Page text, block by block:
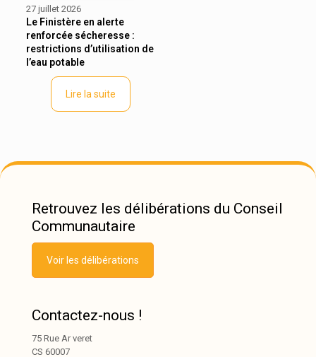
27 juillet 2026
Le Finistère en alerte
renforcée sécheresse :
restrictions d’utilisation de
l’eau potable
Lire la suite
Retrouvez les délibérations du Conseil
Communautaire
Voir les délibérations
Contactez-nous !
75 Rue Ar veret
CS 60007